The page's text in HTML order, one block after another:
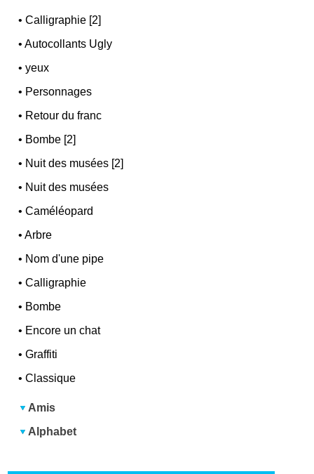
•Calligraphie [2]
•Autocollants Ugly
•yeux
• Personnages
• Retour du franc
• Bombe [2]
• Nuit des musées [2]
• Nuit des musées
•Caméléopard
•Arbre
• Nom d'une pipe
•Calligraphie
• Bombe
• Encore un chat
•Graffiti
•Classique
Amis
Alphabet